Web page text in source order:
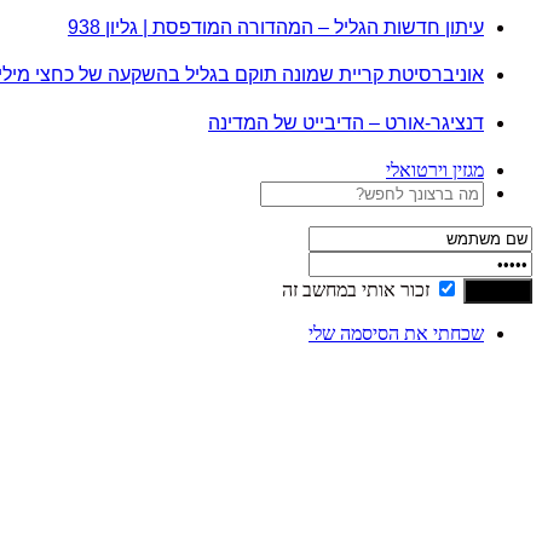
עיתון חדשות הגליל – המהדורה המודפסת | גליון 938
אוניברסיטת קריית שמונה תוקם בגליל בהשקעה של כחצי
דנציגר-אורט – הדיבייט של המדינה
מגזין וירטואלי
זכור אותי במחשב זה
שכחתי את הסיסמה שלי